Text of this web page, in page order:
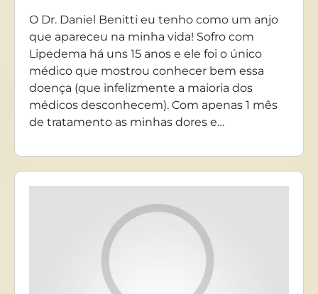
O Dr. Daniel Benitti eu tenho como um anjo
que apareceu na minha vida! Sofro com
Lipedema há uns 15 anos e ele foi o único
médico que mostrou conhecer bem essa
doença (que infelizmente a maioria dos
médicos desconhecem). Com apenas 1 mês
de tratamento as minhas dores e…